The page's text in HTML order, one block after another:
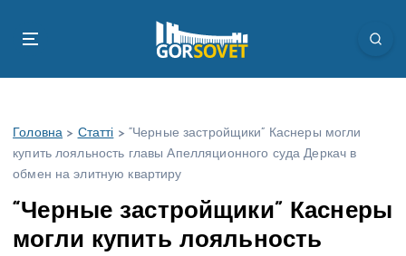
Головна > Статті > “Черные застройщики” Каснеры могли
купить лояльность главы Апелляционного суда Деркач в
обмен на элитную квартиру
“Черные застройщики” Каснеры
могли купить лояльность